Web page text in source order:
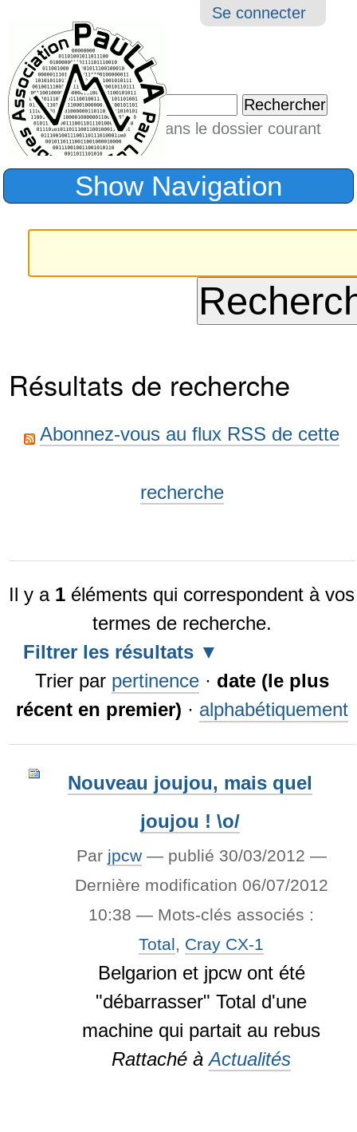
Outils
Se connecter
Chercher par
Seulement dans le dossier courant
Recherche
Show Navigation
Résultats de recherche
Abonnez-vous au flux RSS de cette
recherche
Il y a 1 éléments qui correspondent à vos
termes de recherche.
Filtrer les résultats
Trier par pertinence · date (le plus
récent en premier) · alphabétiquement
Nouveau joujou, mais quel
joujou ! \o/
Par jpcw — publié 30/03/2012 —
Dernière modification 06/07/2012
10:38— Mots-clés associés :
Total, Cray CX-1
Belgarion et jpcw ont été
"débarrasser" Total d'une
machine qui partait au rebus
Rattaché à Actualités